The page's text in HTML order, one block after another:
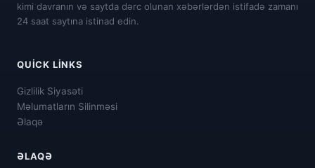
kimi davranın və saytda dərc olunan xəbərlərdən istifadə zamanı
24 saat saytına istinad edin.
QUICK LINKS
Gizlilik Siyasəti
Məlumatların Silinməsi
Əlaqə
ƏLAQƏ